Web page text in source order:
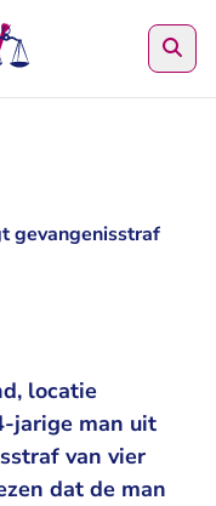
gevangenisstraf
locatie
jarige man uit
van vier
dat de man